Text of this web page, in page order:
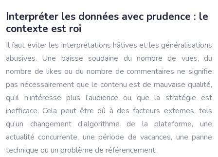
Interpréter les données avec prudence : le
contexte est roi
Il faut éviter les interprétations hâtives et les généralisations
abusives. Une baisse soudaine du nombre de vues, du
nombre de likes ou du nombre de commentaires ne signifie
pas nécessairement que le contenu est de mauvaise qualité,
qu’il n’intéresse plus l’audience ou que la stratégie est
inefficace. Cela peut être dû à des facteurs externes, tels
qu’un changement d’algorithme de la plateforme, une
actualité concurrente, une période de vacances, une panne
technique ou un problème de référencement.